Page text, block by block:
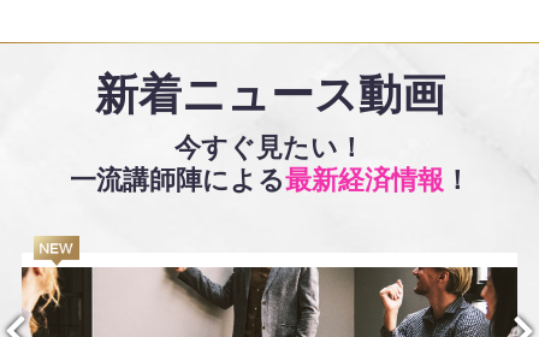
新着ニュース動画
今すぐ見たい！
一流講師陣による最新経済情報 ！